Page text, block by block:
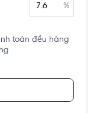
%
toán đều hàng